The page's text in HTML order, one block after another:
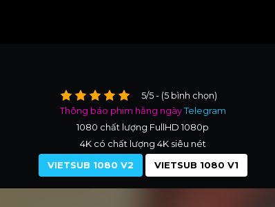
5/5 - (5 bình chọn)
Thông báo phim hằng ngàyTelegram
1080 chất lượng FullHD 1080p
4K có chất lượng 4K siêu nét
VIETSUB 1080 V2
VIETSUB 1080 V1